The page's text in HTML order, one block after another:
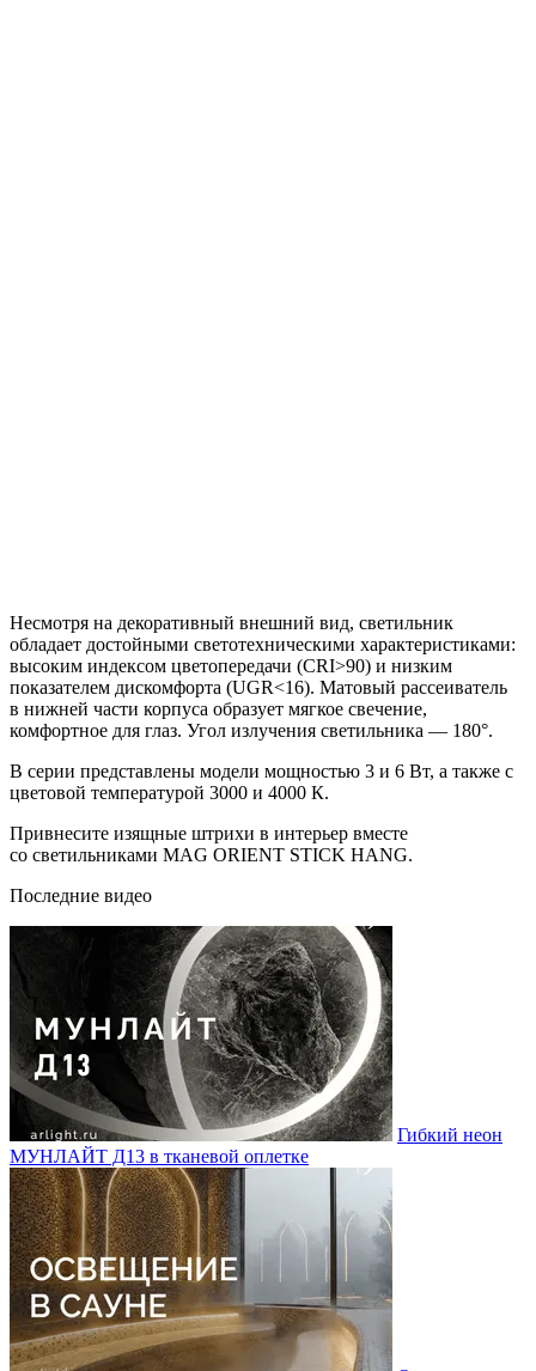
Несмотря на декоративный внешний вид, светильник
обладает достойными светотехническими характеристиками:
высоким индексом цветопередачи (CRI>90) и низким
показателем дискомфорта (UGR<16). Матовый рассеиватель
в нижней части корпуса образует мягкое свечение,
комфортное для глаз. Угол излучения светильника — 180°.
В серии представлены модели мощностью 3 и 6 Вт, а также с
цветовой температурой 3000 и 4000 К.
Привнесите изящные штрихи в интерьер вместе
со светильниками MAG ORIENT STICK HANG.
Последние видео
Гибкий неон
МУНЛАЙТ Д13 в тканевой оплетке